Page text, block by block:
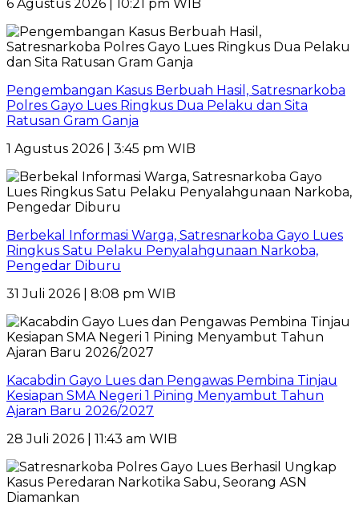
6 Agustus 2026 | 10:21 pm WIB
Pengembangan Kasus Berbuah Hasil, Satresnarkoba
Polres Gayo Lues Ringkus Dua Pelaku dan Sita
Ratusan Gram Ganja
1 Agustus 2026 | 3:45 pm WIB
Berbekal Informasi Warga, Satresnarkoba Gayo Lues
Ringkus Satu Pelaku Penyalahgunaan Narkoba,
Pengedar Diburu
31 Juli 2026 | 8:08 pm WIB
Kacabdin Gayo Lues dan Pengawas Pembina Tinjau
Kesiapan SMA Negeri 1 Pining Menyambut Tahun
Ajaran Baru 2026/2027
28 Juli 2026 | 11:43 am WIB